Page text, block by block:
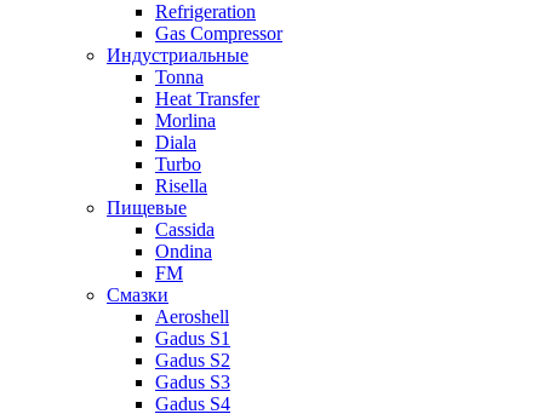
Refrigeration
Gas Compressor
Индустриальные
Tonna
Heat Transfer
Morlina
Diala
Turbo
Risella
Пищевые
Cassida
Ondina
FM
Смазки
Aeroshell
Gadus S1
Gadus S2
Gadus S3
Gadus S4